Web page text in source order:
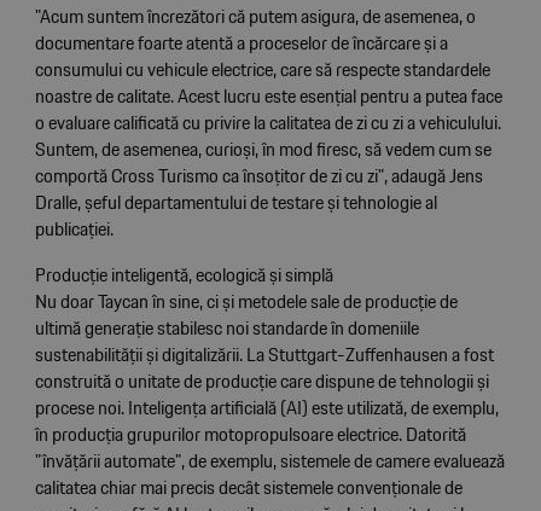
"Acum suntem încrezători că putem asigura, de asemenea, o
documentare foarte atentă a proceselor de încărcare și a
consumului cu vehicule electrice, care să respecte standardele
noastre de calitate. Acest lucru este esențial pentru a putea face
o evaluare calificată cu privire la calitatea de zi cu zi a vehiculului.
Suntem, de asemenea, curioși, în mod firesc, să vedem cum se
comportă Cross Turismo ca însoțitor de zi cu zi", adaugă Jens
Dralle, șeful departamentului de testare și tehnologie al
publicației.
Producție inteligentă, ecologică și simplă
Nu doar Taycan în sine, ci și metodele sale de producție de
ultimă generație stabilesc noi standarde în domeniile
sustenabilității și digitalizării. La Stuttgart-Zuffenhausen a fost
construită o unitate de producție care dispune de tehnologii și
procese noi. Inteligența artificială (AI) este utilizată, de exemplu,
în producția grupurilor motopropulsoare electrice. Datorită
"învățării automate", de exemplu, sistemele de camere evaluează
calitatea chiar mai precis decât sistemele convenționale de